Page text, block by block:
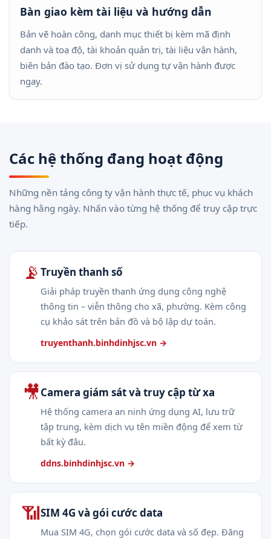
Bàn giao kèm tài liệu và hướng dẫn
Bản vẽ hoàn công, danh mục thiết bị kèm mã định
danh và toạ độ, tài khoản quản trị, tài liệu vận hành,
biên bản đào tạo. Đơn vị sử dụng tự vận hành được
ngay.
Các hệ thống đang hoạt động
Những nền tảng công ty vận hành thực tế, phục vụ khách
hàng hằng ngày. Nhấn vào từng hệ thống để truy cập trực
tiếp.
📡 Truyền thanh số
Giải pháp truyền thanh ứng dụng công nghệ
thông tin – viễn thông cho xã, phường. Kèm công
cụ khảo sát trên bản đồ và bộ lập dự toán.
truyenthanh.binhdinhjsc.vn →
🎥Camera giám sát và truy cập từ xa
Hệ thống camera an ninh ứng dụng AI, lưu trữ
tập trung, kèm dịch vụ tên miền động để xem từ
bất kỳ đâu.
ddns.binhdinhjsc.vn →
📶SIM 4G và gói cước data
Mua SIM 4G, chọn gói cước data và số đẹp. Đăng